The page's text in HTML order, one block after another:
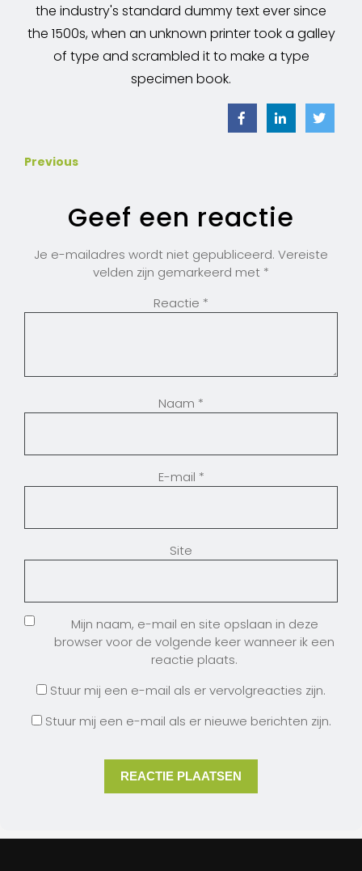
the industry's standard dummy text ever since
the 1500s, when an unknown printer took a galley
of type and scrambled it to make a type
specimen book.
Previous
Geef een reactie
Je e-mailadres wordt niet gepubliceerd. Vereiste
velden zijn gemarkeerd met *
Reactie *
Naam *
E-mail *
Site
Mijn naam, e-mail en site opslaan in deze
browser voor de volgende keer wanneer ik een
reactie plaats.
Stuur mij een e-mail als er vervolgreacties zijn.
Stuur mij een e-mail als er nieuwe berichten zijn.